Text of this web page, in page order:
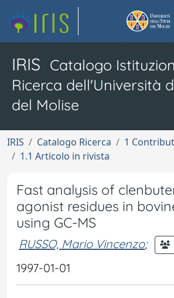
IRIS Catalogo
Ricerca dell'Università
del Molise
IRIS Catalogo Ricerca
1
1.1 Articolo in rivista
Fast analysis of
agonist residues in
using GC-MS
RUSSO, Mario Vincenzo;
1997-01-01